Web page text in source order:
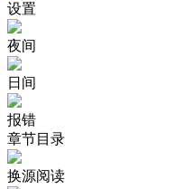
设置
夜间
日间
报错
章节目录
换源阅读